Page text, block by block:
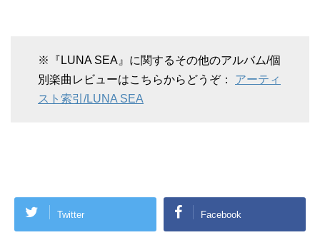
※『LUNA SEA』に関するその他のアルバム/個
別楽曲レビューはこちらからどうぞ： アーティ
スト索引/LUNA SEA
Twitter Facebook